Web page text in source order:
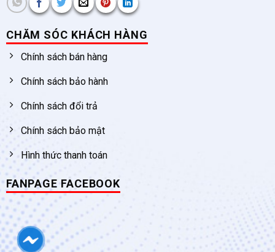
CHĂM SÓC KHÁCH HÀNG
Chính sách bán hàng
Chính sách bảo hành
Chính sách đổi trả
Chính sách bảo mật
Hình thức thanh toán
FANPAGE FACEBOOK